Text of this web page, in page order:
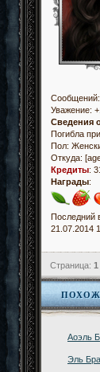
Сообщений:
Уважение:
Сведения
Погибла
Пол:
Откуда:
Кредиты:
Награды:
Последний
21.07.2014
Страница: 1
Аоэль
Эль